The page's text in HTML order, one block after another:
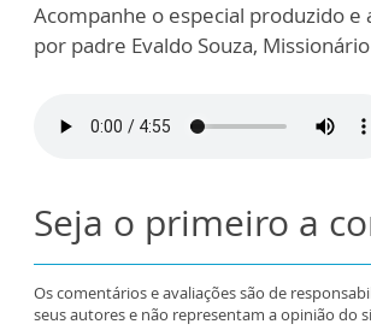
Acompanhe o especial produzido e
por padre Evaldo Souza,
Seja o primeiro a
Os comentários e avaliações são de
seus autores e não representam a opinião do